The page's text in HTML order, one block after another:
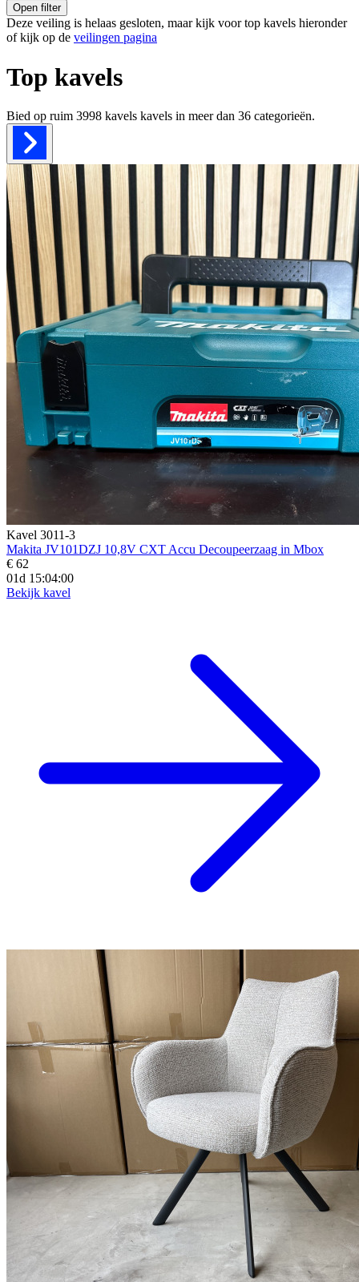
Open filter
Deze veiling is helaas gesloten, maar kijk voor top kavels hieronder
of kijk op de veilingen pagina
Top kavels
Bied op ruim 3998 kavels kavels in meer dan 36 categorieën.
Kavel 3011-3
Makita JV101DZJ 10,8V CXT Accu Decoupeerzaag in Mbox
€ 62
01d 15:03:58
Bekijk kavel